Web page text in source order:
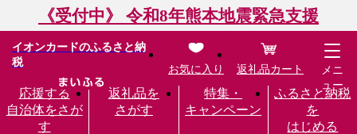
《受付中》 令和8年熊本地震緊急支援
イオンカードのふるさと納
税
応援する
自治体をさが
す
返礼品を
さがす
特集・
キャンペーン
ふるさと納税
を
はじめる
お気に入り 返礼品カート
メニ
ュー